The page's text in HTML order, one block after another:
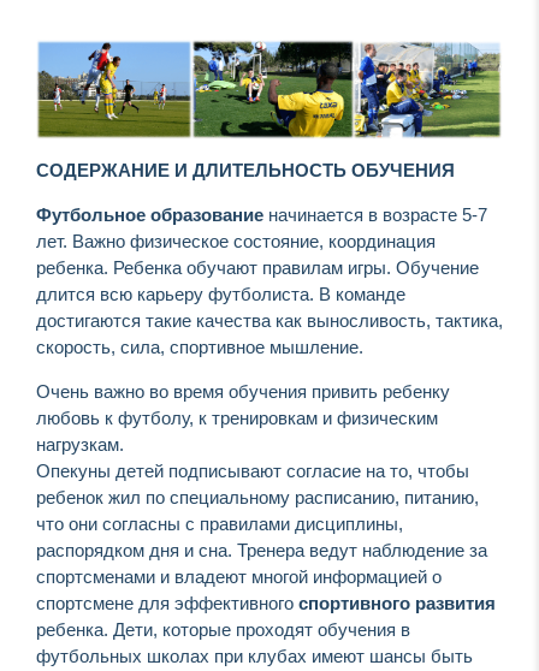
СОДЕРЖАНИЕ И ДЛИТЕЛЬНОСТЬ ОБУЧЕНИЯ
Футбольное образование начинается в возрасте 5-7
лет. Важно физическое состояние, координация
ребенка. Ребенка обучают правилам игры. Обучение
длится всю карьеру футболиста. В команде
достигаются такие качества как выносливость, тактика,
скорость, сила, спортивное мышление.
Очень важно во время обучения привить ребенку
любовь к футболу, к тренировкам и физическим
нагрузкам.
Опекуны детей подписывают согласие на то, чтобы
ребенок жил по специальному расписанию, питанию,
что они согласны с правилами дисциплины,
распорядком дня и сна. Тренера ведут наблюдение за
спортсменами и владеют многой информацией о
спортсмене для эффективного спортивного развития
ребенка. Дети, которые проходят обучения в
футбольных школах при клубах имеют шансы быть